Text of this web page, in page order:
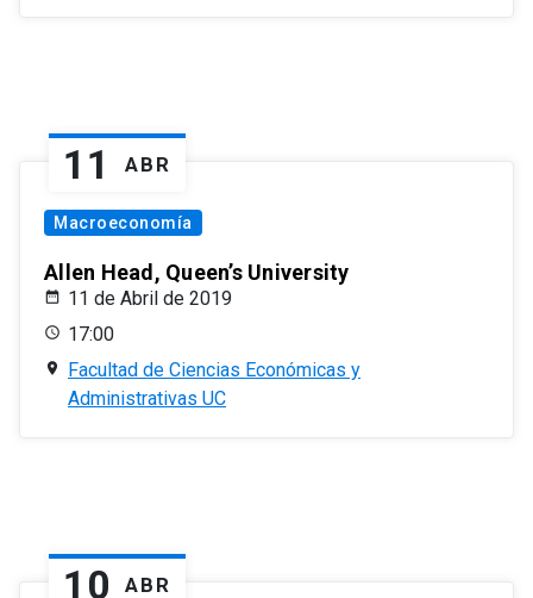
11 ABR
Macroeconomía
Allen Head, Queen’s University
11 de Abril de 2019
17:00
Facultad de Ciencias Económicas y
Administrativas UC
10 ABR